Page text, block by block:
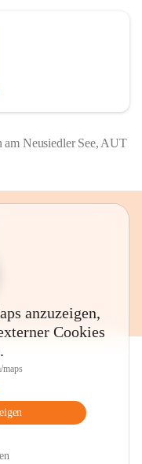
am Neusiedler See, AUT
anzuzeigen,
Cookies
maps